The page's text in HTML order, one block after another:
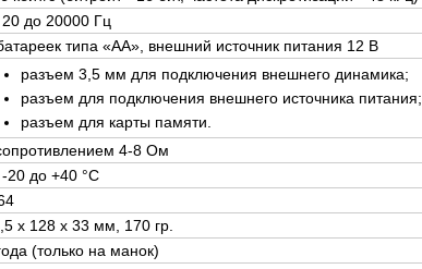
20 до 20000 Гц
типа «AA», внешний источник питания 12 В
разъем 3,5 мм для подключения внешнего динамика;
разъем для подключения внешнего источника питания;
разъем для карты памяти.
4-8 Ом
-20 до +40 °С
x 128 x 33 мм, 170 гр.
(только на манок)